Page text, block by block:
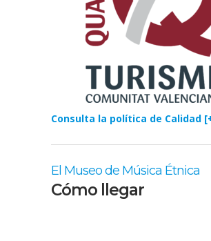
Consulta la política de Calidad
El Museo de Música Étnica
Cómo llegar